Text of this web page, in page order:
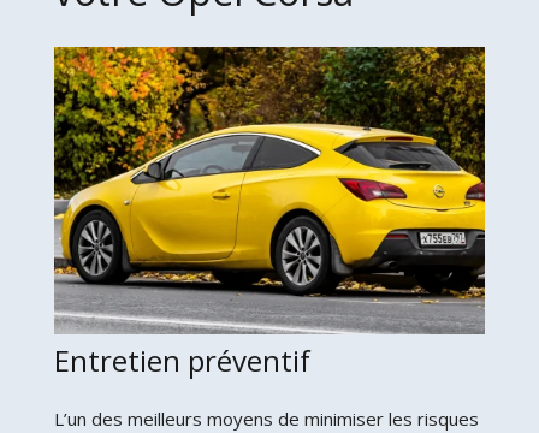
Entretien préventif
L’un des meilleurs moyens de minimiser les risques